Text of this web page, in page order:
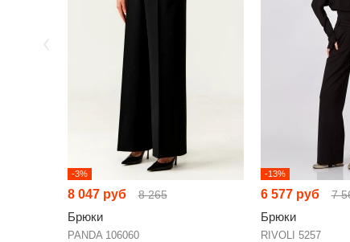
-3%
8 047 руб 8 265
Брюки
PANDA 106060
-13%
6 577 руб 7
Брюки
RIVOLI 5257